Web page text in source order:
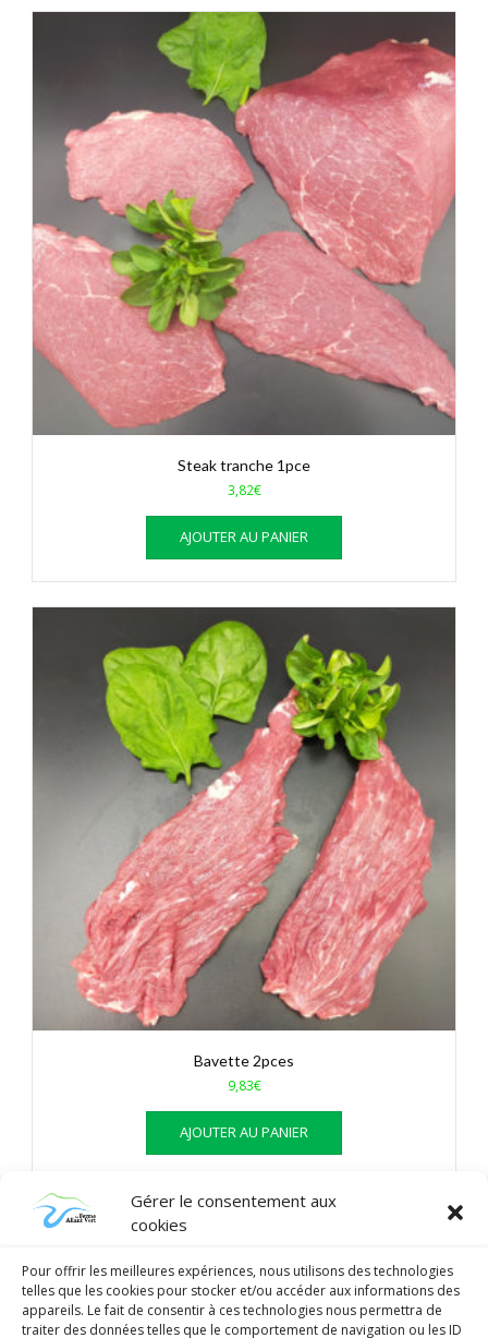
Gérer le consentement aux
cookies
Pour offrir les meilleures expériences, nous utilisons des technologies
telles que les cookies pour stocker et/ou accéder aux informations des
appareils. Le fait de consentir à ces technologies nous permettra de
traiter des données telles que le comportement de navigation ou les ID
Steak tranche 1pce
3,82€
AJOUTER AU PANIER
Bavette 2pces
9,83€
AJOUTER AU PANIER